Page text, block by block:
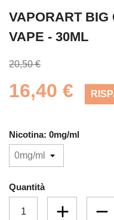
VAPORART BIG
VAPE - 30ML
20,50 €
16,40 €
Nicotina: 0mg/ml
Quantità